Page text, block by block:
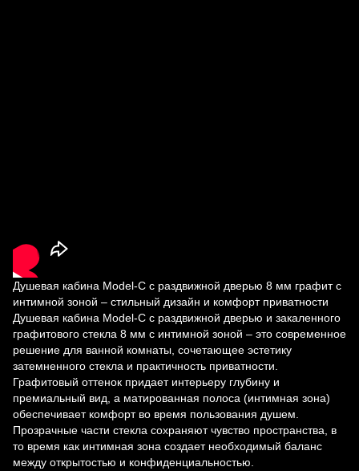
Душевая кабина Model-C с раздвижной дверью 8 мм графит с
интимной зоной – стильный дизайн и комфорт приватности
Душевая кабина Model-C с раздвижной дверью и закаленного
графитового стекла 8 мм с интимной зоной – это современное
решение для ванной комнаты, сочетающее эстетику
затемненного стекла и практичность приватности.
Графитовый оттенок придает интерьеру глубину и
премиальный вид, а матированная полоса (интимная зона)
обеспечивает комфорт во время пользования душем.
Прозрачные части стекла сохраняют чувство пространства, в
то время как интимная зона создает необходимый баланс
между открытостью и конфиденциальностью.